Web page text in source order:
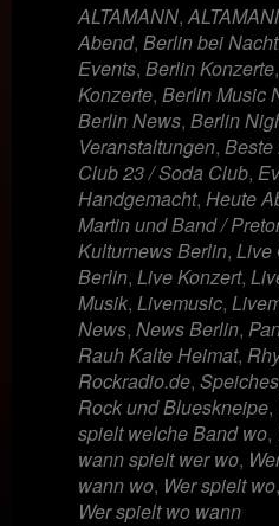
ALTAMANN,
Abend, Berlin bei Nacht
Events, Berlin Konzerte,
Konzerte, Berlin Music
Berlin News, Berlin
Veranstaltungen, Beste
Club 23 / Soda Club,
Handgemacht, Heute
Martin und Band /
Kulturnews Berlin, Live
Berlin, Live Konzert,
Musik, Livemusic,
News, News Berlin,
Rauh Kalte Heimat,
Rockradio.de,
Rock und Blueskneipe,
spielt welche Band wo,
wann spielt wer wo,
wann wo, Wer spielt wo,
Wer spielt wo wann